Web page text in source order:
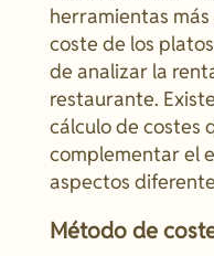
herramientas
coste de los
de analizar la
restaurante.
cálculo de costes
complementar el
aspectos
Método de